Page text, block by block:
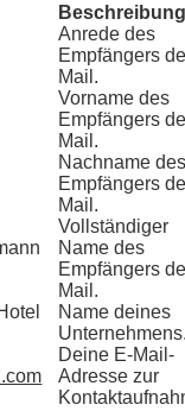
Anrede des
Empfängers
Mail.
Vorname des
Empfängers
Mail.
Nachname
Empfängers
Mail.
Vollständiger
Name des
Empfängers
Mail.
Name deines
Deine E-Mail-
Adresse zur